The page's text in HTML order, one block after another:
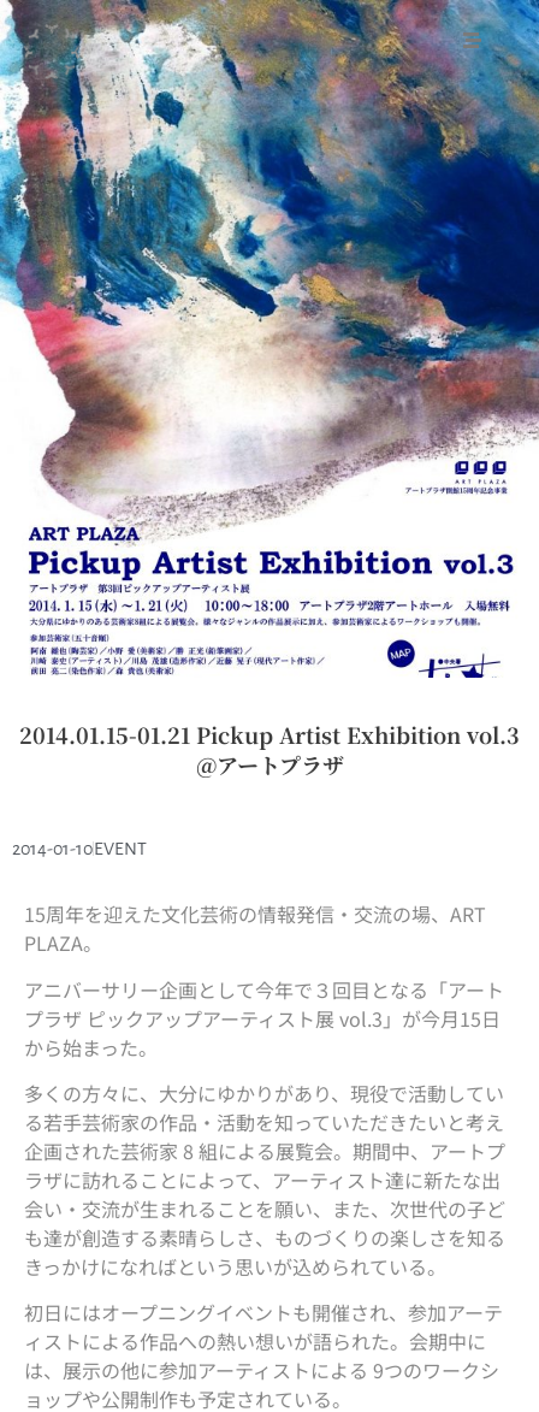
2014.01.15-01.21 Pickup Artist Exhibition vol.3
@アートプラザ
2014-01-10EVENT
15周年を迎えた文化芸術の情報発信・交流の場、ART
PLAZA。
アニバーサリー企画として今年で３回目となる「アート
プラザ ピックアップアーティスト展 vol.3」が今月15日
から始まった。
多くの方々に、大分にゆかりがあり、現役で活動してい
る若手芸術家の作品・活動を知っていただきたいと考え
企画された芸術家 8 組による展覧会。期間中、アートプ
ラザに訪れることによって、アーティスト達に新たな出
会い・交流が生まれることを願い、また、次世代の子ど
も達が創造する素晴らしさ、ものづくりの楽しさを知る
きっかけになればという思いが込められている。
初日にはオープニングイベントも開催され、参加アーテ
ィストによる作品への熱い想いが語られた。会期中に
は、展示の他に参加アーティストによる 9つのワークシ
ョップや公開制作も予定されている。